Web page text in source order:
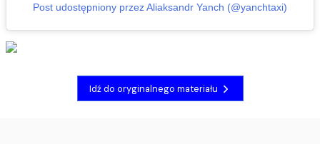
Post udostępniony przez Aliaksandr Yanch (@yanchtaxi)
Idź do oryginalnego materiału